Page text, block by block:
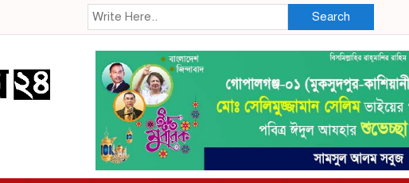
Search